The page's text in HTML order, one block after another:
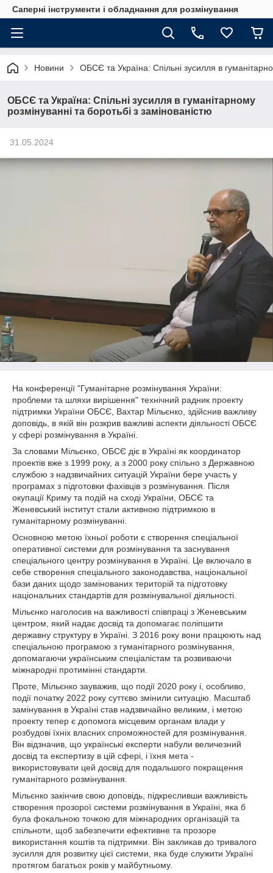
Саперні інструменти і обладнання для розмінування
Новини ОБСЄ та Україна: Спільні зусилля в
ОБСЄ та Україна: Спільні зусилля в гуманітарному
розмінуванні та боротьбі з замінованістю
31.05.2024
На конференції "Гуманітарне розмінування України:
проблеми та шляхи вирішення" технічний радник проекту
підтримки України ОБСЄ, Вахтар Мільєнко, здійснив важливу
доповідь, в якій він розкрив важливі аспекти діяльності ОБСЄ
у сфері розмінування в Україні.
За словами Мільєнко, ОБСЄ діє в Україні як координатор
проектів вже з 1999 року, а з 2000 року спільно з Державною
службою з надзвичайних ситуацій України бере участь у
програмах з підготовки фахівців з розмінування. Після
окупації Криму та подій на сході України, ОБСЄ та
Женевський інститут стали активною підтримкою в
гуманітарному розмінуванні.
Основною метою їхньої роботи є створення спеціальної
оперативної системи для розмінування та заснування
спеціального центру розмінування в Україні. Це включало в
себе створення спеціального законодавства, національної
бази даних щодо замінованих територій та підготовку
національних стандартів для розмінувальної діяльності.
Мільєнко наголосив на важливості співпраці з Женевським
центром, який надає досвід та допомагає поліпшити
державну структуру в Україні. З 2016 року вони працюють над
спеціальною програмою з гуманітарного розмінування,
допомагаючи українським спеціалістам та розвиваючи
міжнародні протимінні стандарти.
Проте, Мільєнко зауважив, що події 2020 року і, особливо,
події початку 2022 року суттєво змінили ситуацію. Масштаб
замінування в Україні став надзвичайно великим, і метою
проекту тепер є допомога місцевим органам влади у
розбудові їхніх власних спроможностей для розмінування.
Він відзначив, що українські експерти набули величезний
досвід та експертизу в цій сфері, і їхня мета -
використовувати цей досвід для подальшого покращення
гуманітарного розмінування.
Мільєнко закінчив свою доповідь, підкресливши важливість
створення прозорої системи розмінування в Україні, яка б
була фокальною точкою для міжнародних організацій та
спільноти, щоб забезпечити ефективне та прозоре
використання коштів та підтримки. Він закликав до тривалого
зусилля для розвитку цієї системи, яка буде служити Україні
протягом багатьох років у майбутньому.